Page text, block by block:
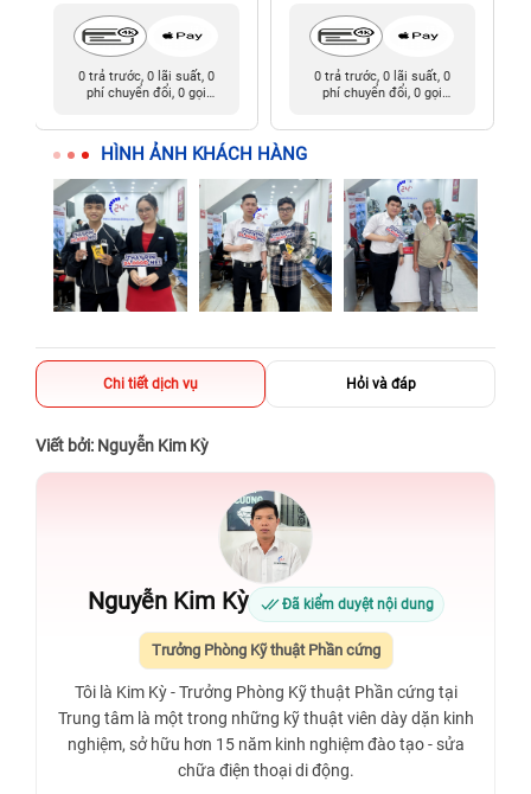
0 trả trước, 0 lãi suất, 0
phí chuyển đổi, 0 gọi
0 trả trước, 0 lãi suất, 0
phí chuyển đổi, 0 gọi
HÌNH ẢNH KHÁCH HÀNG
Chi tiết dịch vụ Hỏi và đáp
Viết bởi: Nguyễn Kim Kỳ
Nguyễn Kim Kỳ Đã kiểm duyệt nội dung
Trưởng Phòng Kỹ thuật Phần cứng
Tôi là Kim Kỳ - Trưởng Phòng Kỹ thuật Phần cứng tại
Trung tâm là một trong những kỹ thuật viên dày dặn kinh
nghiệm, sở hữu hơn 15 năm kinh nghiệm đào tạo - sửa
chữa điện thoại di động.